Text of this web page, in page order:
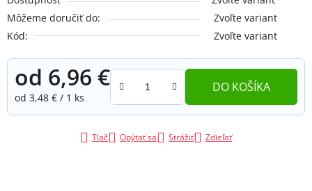
Môžeme doručiť do:
Zvoľte variant
Kód:
Zvoľte variant
od 6,96 €
Jednotková cena:
od 3,48 € / 1 ks
DO KOŠÍKA
Tlač Opýtať sa Strážiť Zdieľať